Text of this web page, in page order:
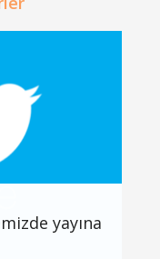
yayına